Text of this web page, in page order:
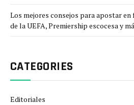
Los mejores consejos para apostar
de la UEFA, Premiership escocesa y
CATEGORIES
Editoriales